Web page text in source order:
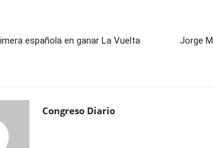
española en ganar La Vuelta
Jorge
Congreso Diario